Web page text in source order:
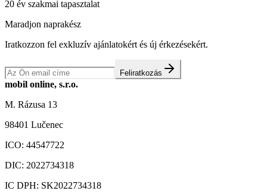
20 év szakmai tapasztalat
Maradjon naprakész
Iratkozzon fel exkluzív ajánlatokért és új érkezésekért.
Feliratkozás
mobil online, s.r.o.
M. Rázusa 13
98401 Lučenec
ICO: 44547722
DIC: 2022734318
IC DPH: SK2022734318